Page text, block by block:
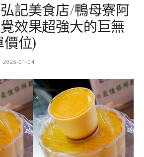
記美食店/鴨母寮阿
效果超強大的巨無
價位)
2025-01-04